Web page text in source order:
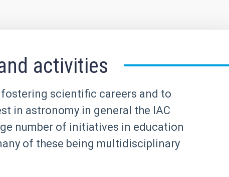
activities
scientific careers and to
in astronomy in general the IAC
number of initiatives in education
of these being multidisciplinary